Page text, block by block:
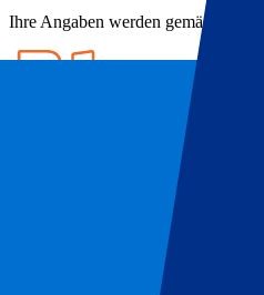
Ihre Angaben werden gemäß unserer
UD Las Palmas Info